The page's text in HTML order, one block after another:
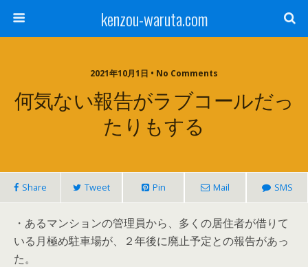
kenzou-waruta.com
2021年10月1日 • No Comments
何気ない報告がラブコールだっ
たりもする
Share Tweet Pin Mail SMS
・あるマンションの管理員から、多くの居住者が借りて
いる月極め駐車場が、２年後に廃止予定との報告があっ
た。